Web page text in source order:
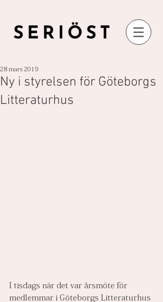
Ny i styrelsen för Göteborgs
Litteraturhus
28 mars 2019
I tisdags när det var årsmöte för
medlemmar i Göteborgs Litteraturhus